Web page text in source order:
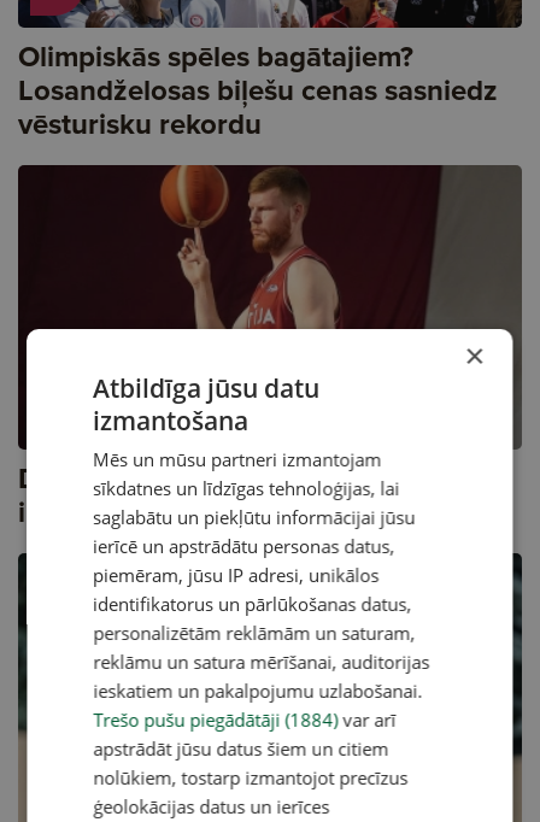
Olimpiskās spēles bagātajiem?
Losandželosas biļešu cenas sasniedz
vēsturisku rekordu
Dāvis Bertāns noslēdz karjeru Latvijas
izlasē
×
Atbildīga jūsu datu
izmantošana
Mēs un mūsu partneri izmantojam
sīkdatnes un līdzīgas tehnoloģijas, lai
saglabātu un piekļūtu informācijai jūsu
ierīcē un apstrādātu personas datus,
piemēram, jūsu IP adresi, unikālos
identifikatorus un pārlūkošanas datus,
personalizētām reklāmām un saturam,
reklāmu un satura mērīšanai, auditorijas
ieskatiem un pakalpojumu uzlabošanai.
Trešo pušu piegādātāji (1884)var arī
apstrādāt jūsu datus šiem un citiem
nolūkiem, tostarp izmantojot precīzus
ģeolokācijas datus un ierīces